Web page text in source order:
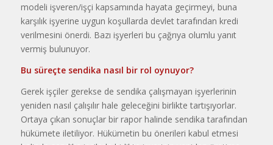
modeli işveren/işçi kapsamında hayata geçir­meyi, buna
karşılık işyerine uygun koşullarda devlet tarafından kredi
verilmesini önerdi. Bazı işyerleri bu çağrıya olumlu yanıt
vermiş bu­lunuyor.
Bu süreçte sendika nasıl bir rol oynuyor?
Gerek işçiler gerekse de sendi­ka çalışmayan işyerlerinin
yeniden nasıl çalışılır hale geleceğini birlik­te tartışıyorlar.
Ortaya çıkan sonuç­lar bir rapor halinde sendika tara­fından
hükümete iletiliyor. Hükü­metin bu önerileri kabul etmesi